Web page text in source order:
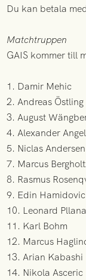
Du kan betala
Matchtruppen
GAIS kommer till
1. Damir Mehic
2. Andreas Östling
3. August
4. Alexander
5. Niclas Andersen
7. Marcus
8. Rasmus
9. Edin Hamidovic
10. Leonard Pllana
11. Karl Bohm
12. Marcus
13. Arian Kabashi
14. Nikola Asceric